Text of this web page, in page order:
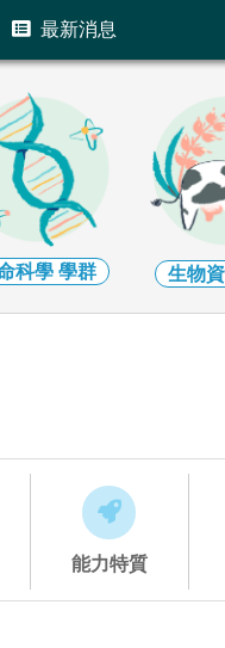
最新消息
科學 學群 生物
能力特質